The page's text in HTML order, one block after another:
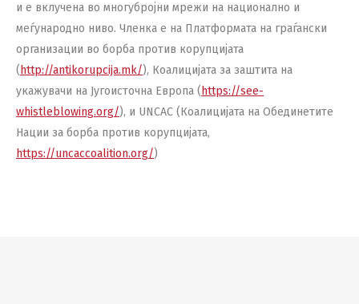
и е вклучена во многубројни мрежи на национално и
меѓународно ниво. Членка е на Платформата на граѓански
организации во борба против корупцијата
(http://antikorupcija.mk/), Коалицијата за заштита на
укажувачи на Југоисточна Европа (https://see-
whistleblowing.org/), и UNCAC (Коалицијата на Обединетите
Нации за борба против корупцијата,
https://uncaccoalition.org/)